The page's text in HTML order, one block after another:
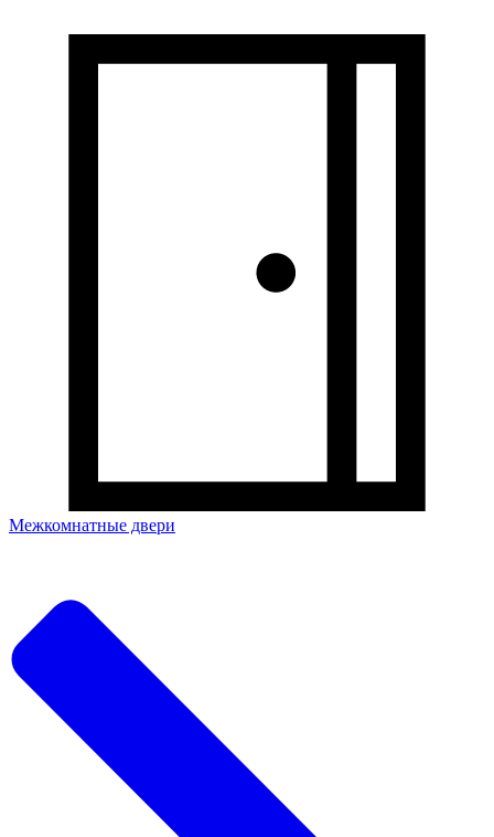
Межкомнатные двери